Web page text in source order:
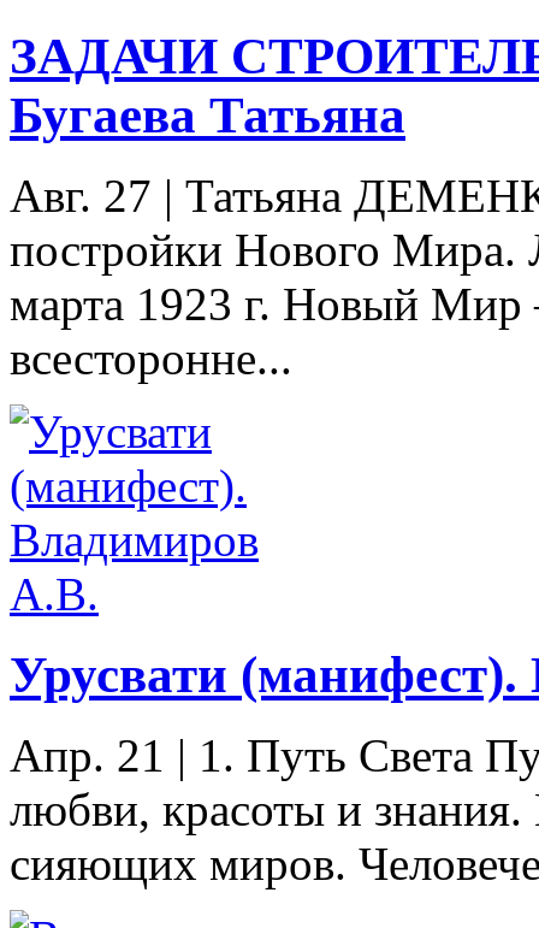
ЗАДАЧИ
Бугаева Татьяна
Авг. 27 | Татьяна
постройки Нового
марта 1923 г. Новый
всесторонне...
Урусвати
Апр. 21 | 1. Путь Света
любви, красоты и знания.
сияющих миров.